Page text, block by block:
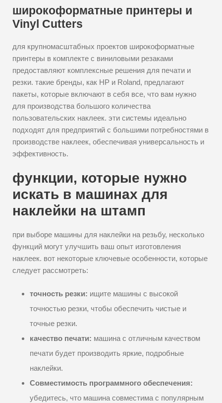
широкоформатные принтеры и
Vinyl Cutters
для крупномасштабных проектов широкоформатные
принтеры в комплекте с виниловыми резаками
предоставляют комплексные решения для печати и
резки. такие бренды, как HP и Roland, предлагают
пакеты, которые включают в себя все, что вам нужно
для производства большого количества
пользовательских наклеек. эти системы идеально
подходят для предприятий с большими потребностями в
производстве наклеек, обеспечивая универсальность и
эффективность.
функции, которые нужно
искать в машинах для
наклейки на штамп
при выборе машины для наклейки на резьбу, несколько
функций могут улучшить ваш опыт изготовления
наклеек. вот некоторые ключевые особенности, которые
следует рассмотреть:
точность резки: ищите машины с высокой
точностью резки, чтобы обеспечить чистые и
точные резки.
качество печати: машина с отличным качеством
печати будет производить яркие, подробные
наклейки.
Совместимость программного обеспечения:
убедитесь, что машина совместима с популярным